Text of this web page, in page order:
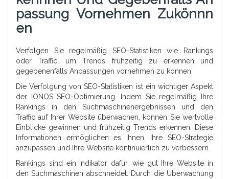
Passung Vornehmen Zukönnn
En
Verfolgen Sie regelmäßig SEO-Statistiken wie Rankings
oder Traffic, um Trends frühzeitig zu erkennen und
gegebenenfalls Anpassungen vornehmen zu können
Die Verfolgung von SEO-Statistiken ist ein wichtiger Aspekt
der IONOS SEO-Optimierung. Indem Sie regelmäßig Ihre
Rankings in den Suchmaschinenergebnissen und den
Traffic auf Ihrer Website überwachen, können Sie wertvolle
Einblicke gewinnen und frühzeitig Trends erkennen. Diese
Informationen ermöglichen es Ihnen, Ihre SEO-Strategie
anzupassen und Ihre Website kontinuierlich zu verbessern.
Rankings sind ein Indikator dafür, wie gut Ihre Website in
den Suchmaschinen abschneidet. Durch die Überwachung